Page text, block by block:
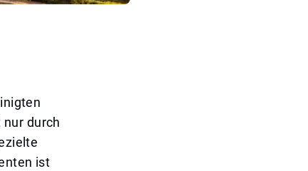
durch
ist